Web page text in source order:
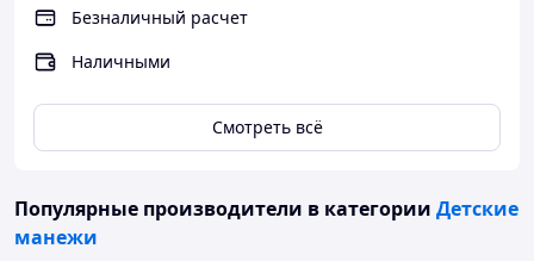
Безналичный расчет
Наличными
Смотреть всё
Популярные производители в категории Детские
манежи